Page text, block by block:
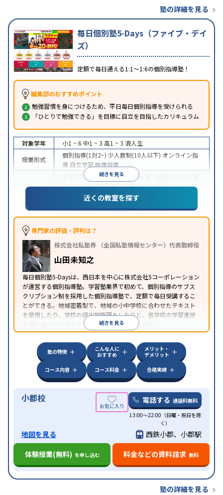
塾の詳細を見る
毎日個別塾5-Days（ファイブ・デイ
ズ）
定額で毎日通える1:1〜1:6の個別指導塾！
編集部のおすすめポイント
勉強習慣を身につけるため、平日毎日個別指導を受けられる
「ひとりで勉強できる」を目標に自立を目指したカリキュラム
続きを見る
対象学年 小1 ~ 6 中1 ~ 3 高1 ~ 3 浪人生
授業形式
個別指導(1対2~) 少人数制(10人以下) オンライン指
導 自立学習 映像授業
中学受験 高校受験大学受験
授業・定期テスト対策
内申点対策学習習慣の定着総合型選抜(旧AO)対策
推薦入試対策 学校別特化対策
漢検(漢字検
特徴
中高一貫校生に対応
可能不登校生に対応オンライン対応1科目から受
講可能 季節講習のみの受講可
対応自習室あり
近くの教室を探す
専門家の評価・評判は？
株式会社私塾界 （全国私塾情報センター）代表取締役
山田未知之
毎日個別塾5-Daysは、西日本を中心に株式会社5コーポレーション
が運営する個別指導塾。学習塾業界で初めて、個別指導のサブス
クリプション制を採用した個別指導塾で、定額で毎日受講するこ
とができる。地域密着型で、地域の小中学校に合わせたテキスト
を使用したり、学校の提出物管理をしたりと、各学校の学習進捗
状況に合わせたカリキュラムで指導が受けられる。
続きを見る
塾の特徴
こんな人に
おすすめ
メリット・
デメリット
コース内容
コース料金 合格実績
小郡校 電話する 通話料無料
13:00～22:00（日曜・祝日を除
く）
地図を見る
西鉄小郡、小郡駅
体験授業(無料) を申し込む 料金などの資料請求 無料
塾の詳細を見る